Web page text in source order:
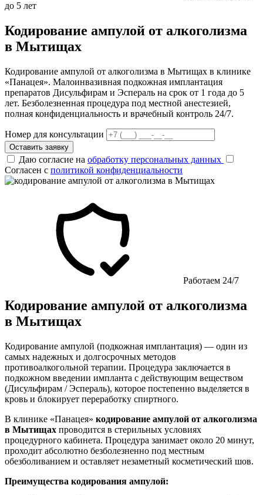
до 5 лет
Кодирование ампулой от алкоголизма
в Мытищах
Кодирование ампулой от алкоголизма в Мытищах в клинике
«Панацея». Малоинвазивная подкожная имплантация
препаратов Дисульфирам и Эспераль на срок от 1 года до 5
лет. Безболезненная процедура под местной анестезией,
полная конфиденциальность и врачебный контроль 24/7.
Номер для консультации
Оставить заявку
Даю согласие на обработку персональных данных
Согласен с политикой конфиденциальности
Работаем 24/7
Кодирование ампулой от алкоголизма
в Мытищах
Кодирование ампулой (подкожная имплантация) — один из
самых надежных и долгосрочных методов
противоалкогольной терапии. Процедура заключается в
подкожном введении импланта с действующим веществом
(Дисульфирам / Эспераль), которое постепенно выделяется в
кровь и блокирует переработку спиртного.
В клинике «Панацея» кодирование ампулой от алкоголизма
в Мытищах проводится в стерильных условиях
процедурного кабинета. Процедура занимает около 20 минут,
проходит абсолютно безболезненно под местным
обезболиванием и оставляет незаметный косметический шов.
Преимущества кодирования ампулой: